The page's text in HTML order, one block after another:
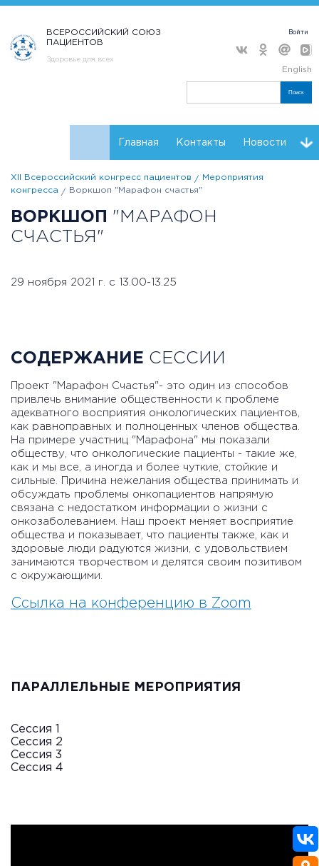
ВСЕРОССИЙСКИЙ СОЮЗ
ПАЦИЕНТОВ
Здоровье для всех
Войти
English
Поиск
Главная Контакты Новости
Расписание Регистрация Мнения
Партнеры конгресса Проекты НКО
XII Всероссийский конгресс пациентов
Мероприятия
конгресса
Воркшоп "Марафон счастья"
ВОРКШОП "МАРАФОН
СЧАСТЬЯ"
29 ноября 2021 г. с 13.00-13.25
СОДЕРЖАНИЕ СЕССИИ
Проект "Марафон Счастья"- это один из способов​ ​
привлечь внимание общественности к проблеме
адекватного восприятия онкологических пациентов,
как равноправных и полноценных членов общества.
На примере​ участниц "Марафона" мы показали
обществу, что онкологические пациенты -​ такие же,
как и мы все, а иногда и более чуткие, стойкие и
сильные. Причина нежелания общества принимать и
обсуждать проблемы онкопациентов напрямую
связана с недостатком информации о жизни с​
онкозаболеванием. Наш проект меняет восприятие
общества и показывает, что пациенты также, как и
здоровые люди радуются​ жизни, с удовольствием​
занимаются​ творчеством и делятся своим позитивом
с окружающими.
Ссылка на конференцию в Zoom
ПАРАЛЛЕЛЬНЫЕ МЕРОПРИЯТИЯ
Сессия 1
Сессия 2
Сессия 3
Сессия 4